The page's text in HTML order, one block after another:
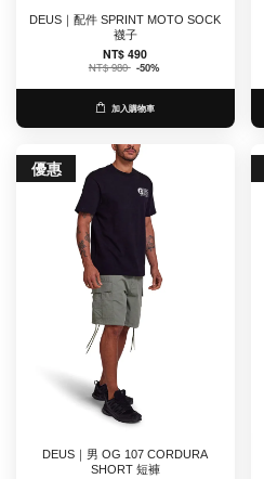
DEUS｜配件 SPRINT MOTO SOCK
襪子
NT$ 490
NT$ 980 -50%
加入購物車
優惠
DEUS｜男 OG 107 CORDURA
SHORT 短褲